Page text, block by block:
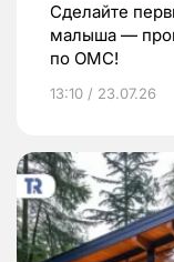
Сделайте
малыша —
по ОМС!
13:10 / 23.07.26